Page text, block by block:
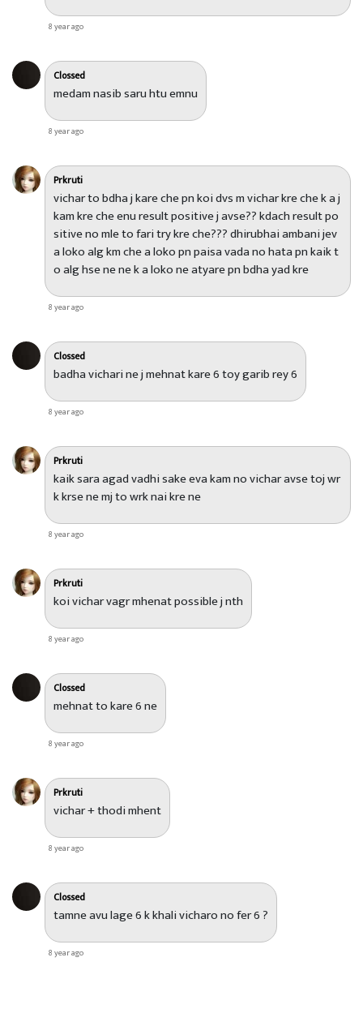
8 year ago
Clossed
medam nasib saru htu emnu
8 year ago
Prkruti
vichar to bdha j kare che pn koi dvs m vichar kre che k a j
kam kre che enu result positive j avse?? kdach result po
sitive no mle to fari try kre che??? dhirubhai ambani jev
a loko alg km che a loko pn paisa vada no hata pn kaik t
o alg hse ne ne k a loko ne atyare pn bdha yad kre
8 year ago
Clossed
badha vichari ne j mehnat kare 6 toy garib rey 6
8 year ago
Prkruti
kaik sara agad vadhi sake eva kam no vichar avse toj wr
k krse ne mj to wrk nai kre ne
8 year ago
Prkruti
koi vichar vagr mhenat possible j nth
8 year ago
Clossed
mehnat to kare 6 ne
8 year ago
Prkruti
vichar + thodi mhent
8 year ago
Clossed
tamne avu lage 6 k khali vicharo no fer 6 ?
8 year ago